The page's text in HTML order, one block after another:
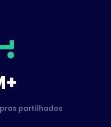
partilhados